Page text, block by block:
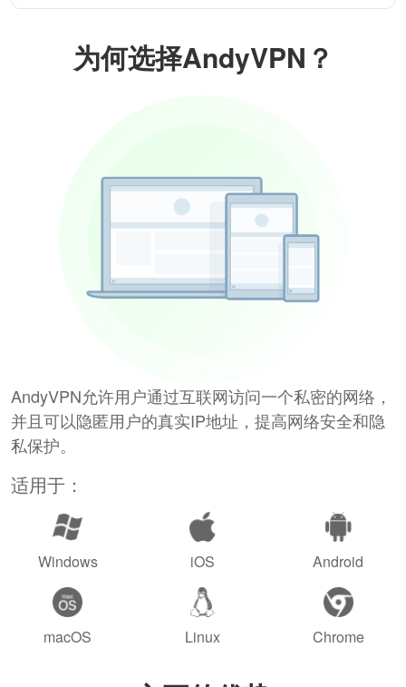
为何选择AndyVPN？
AndyVPN允许用户通过互联网访问一个私密的网络，
并且可以隐匿用户的真实IP地址，提高网络安全和隐
私保护。
适用于：
Windows iOS Android
macOS Linux Chrome